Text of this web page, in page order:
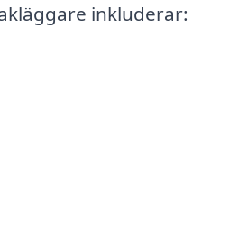
inkluderar: